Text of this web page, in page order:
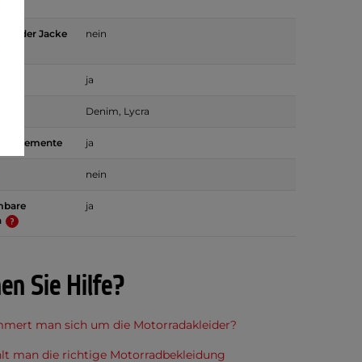
mit der Jacke nein
ja
Denim, Lycra
Elemente ja
nein
ja
Sie Hilfe?
man sich um die Motorradakleider?
man die richtige Motorradbekleidung